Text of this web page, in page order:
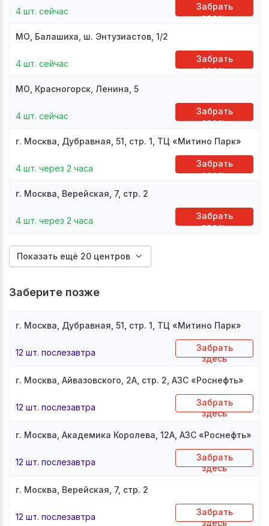
4 шт. сейчас
Забрать
здесь
МО, Балашиха, ш. Энтузиастов, 1/2
4 шт. сейчас
Забрать
здесь
МО, Красногорск, Ленина, 5
4 шт. сейчас
Забрать
здесь
г. Москва, Дубравная, 51, стр. 1, ТЦ «Митино Парк»
4 шт. через 2 часа
Забрать
здесь
г. Москва, Верейская, 7, стр. 2
4 шт. через 2 часа
Забрать
здесь
Показать ещё 20 центров
Заберите позже
г. Москва, Дубравная, 51, стр. 1, ТЦ «Митино Парк»
12 шт. послезавтра
Забрать
здесь
г. Москва, Айвазовского, 2А, стр. 2, АЗС «Роснефть»
12 шт. послезавтра
Забрать
здесь
г. Москва, Академика Королева, 12А, АЗС «Роснефть»
12 шт. послезавтра
Забрать
здесь
г. Москва, Верейская, 7, стр. 2
12 шт. послезавтра
Забрать
здесь